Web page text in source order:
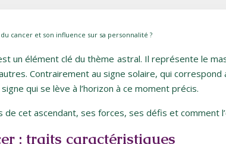
cancer et son influence sur sa personnalité ?
un élément clé du thème astral. Il représente le
Contrairement au signe solaire, qui
qui se lève à l’horizon à ce moment précis.
de cet ascendant, ses forces, ses défis et comment
: traits caractéristiques